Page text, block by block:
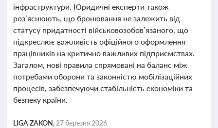
інфраструктури. Юридичні експерти також
роз’яснюють, що бронювання не залежить від
статусу придатності військовозобов’язаного, що
підкреслює важливість офіційного оформлення
працівників на критично важливих підприємствах.
Загалом, нові правила спрямовані на баланс між
потребами оборони та законністю мобілізаційних
процесів, забезпечуючи стабільність економіки та
безпеку країни.
LIGA ZAKON, 27 березня 2026